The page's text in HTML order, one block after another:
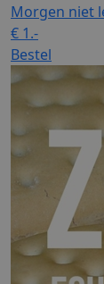
Morgen niet
€ 1.-
Bestel